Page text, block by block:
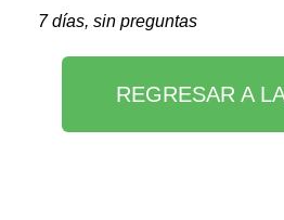
7 días, sin preguntas
REGRESAR A